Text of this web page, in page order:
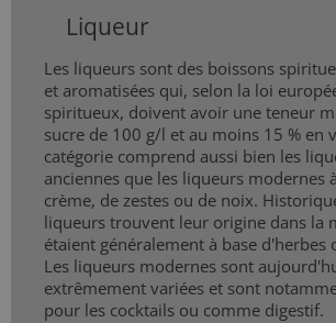
Liqueur
Les liqueurs sont des boissons
et aromatisées qui, selon la loi
spiritueux, doivent avoir une teneur
sucre de 100 g/l et au moins 15 % en
catégorie comprend aussi bien les
anciennes que les liqueurs modernes
crème, de zestes ou de noix.
liqueurs trouvent leur origine dans la
étaient généralement à base d'herbes
Les liqueurs modernes sont
extrêmement variées et sont
pour les cocktails ou comme digestif.